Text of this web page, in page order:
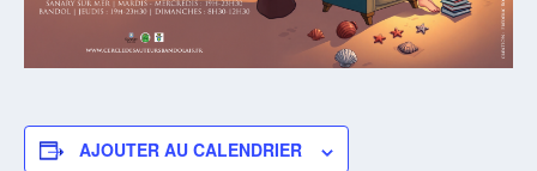
AJOUTER AU CALENDRIER